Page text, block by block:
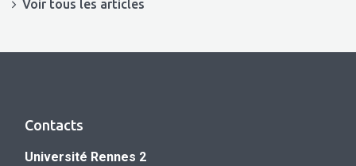
Voir tous les articles
Contacts
Université Rennes 2